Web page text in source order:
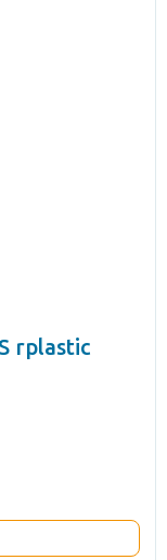
rplastic